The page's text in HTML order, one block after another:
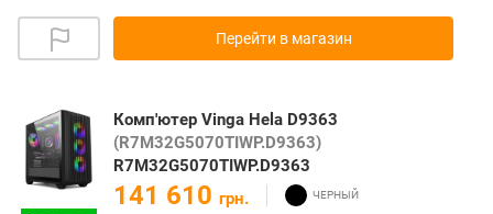
Перейти в магазин
Комп'ютер Vinga Hela D9363
(R7M32G5070TIWP.D9363)
R7M32G5070TIWP.D9363
141 610 грн.